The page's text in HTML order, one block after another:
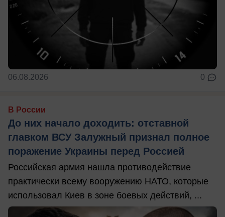
06.08.2026 0
В России
До них начало доходить: отставной
главком ВСУ Залужный признал полное
поражение Украины перед Россией
Российская армия нашла противодействие
практически всему вооружению НАТО, которые
использовал Киев в зоне боевых действий, ...